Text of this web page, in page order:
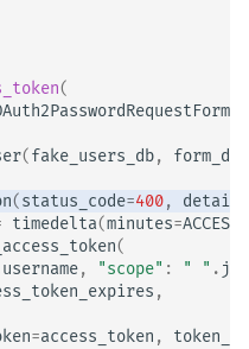
(
(fake_users_db,
(status_code=400, detail
timedelta(minutes=
(
username, "scope" : " " .
,
=access_token ,